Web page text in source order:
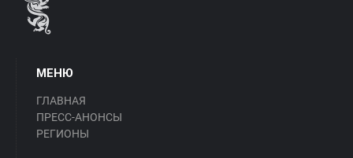
МЕНЮ
ГЛАВНАЯ
ПРЕСС-АНОНСЫ
РЕГИОНЫ